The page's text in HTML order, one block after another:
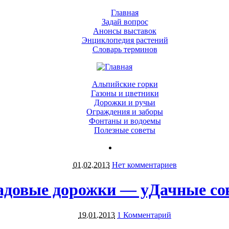
Главная
Задай вопрос
Анонсы выставок
Энциклопедия растений
Словарь терминов
Альпийские горки
Газоны и цветники
Дорожки и ручьи
Ограждения и заборы
Фонтаны и водоемы
Полезные советы
01.02.2013 Нет комментариев
дорожки — уДачные
19.01.2013 1 Комментарий